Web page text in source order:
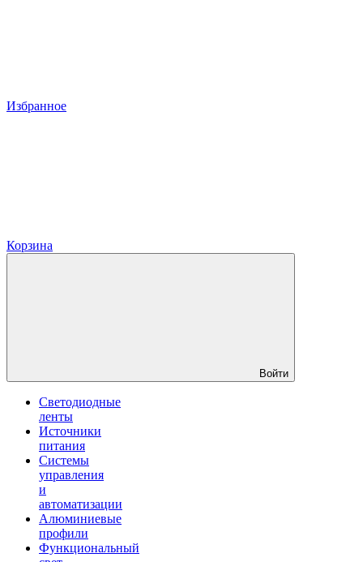
Избранное
Корзина
Войти
Светодиодные
ленты
Источники
питания
Системы
управления
и
автоматизации
Алюминиевые
профили
Функциональный